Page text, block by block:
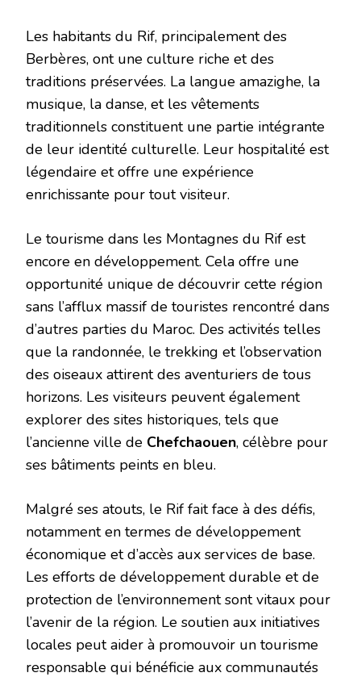
Les habitants du Rif, principalement des
Berbères, ont une culture riche et des
traditions préservées. La langue amazighe, la
musique, la danse, et les vêtements
traditionnels constituent une partie intégrante
de leur identité culturelle. Leur hospitalité est
légendaire et offre une expérience
enrichissante pour tout visiteur.
Le tourisme dans les Montagnes du Rif est
encore en développement. Cela offre une
opportunité unique de découvrir cette région
sans l’afflux massif de touristes rencontré dans
d’autres parties du Maroc. Des activités telles
que la randonnée, le trekking et l’observation
des oiseaux attirent des aventuriers de tous
horizons. Les visiteurs peuvent également
explorer des sites historiques, tels que
l’ancienne ville de Chefchaouen, célèbre pour
ses bâtiments peints en bleu.
Malgré ses atouts, le Rif fait face à des défis,
notamment en termes de développement
économique et d’accès aux services de base.
Les efforts de développement durable et de
protection de l’environnement sont vitaux pour
l’avenir de la région. Le soutien aux initiatives
locales peut aider à promouvoir un tourisme
responsable qui bénéficie aux communautés